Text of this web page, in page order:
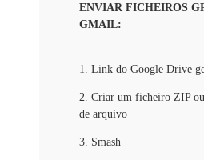
ENVIAR FICHEIROS
GMAIL:
1. Link do Google Drive
2. Criar um ficheiro ZIP
de arquivo
3. Smash